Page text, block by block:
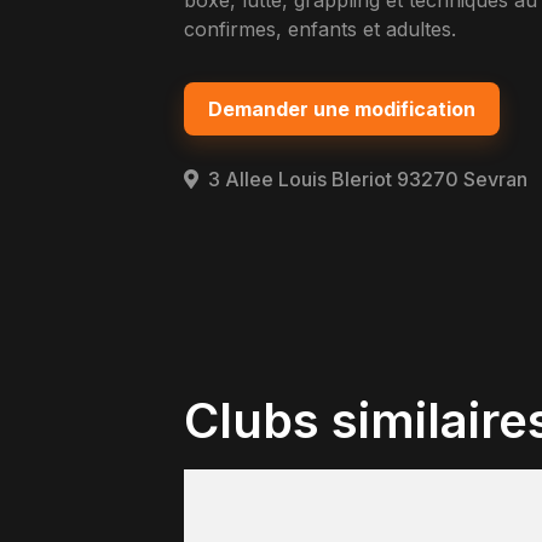
confirmes, enfants et adultes.
Demander une modification
3 Allee Louis Bleriot 93270 Sevran
Clubs